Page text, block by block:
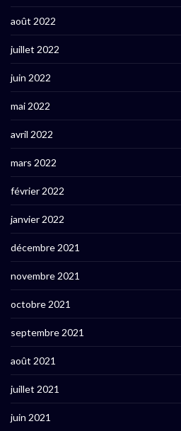
août 2022
juillet 2022
juin 2022
mai 2022
avril 2022
mars 2022
février 2022
janvier 2022
décembre 2021
novembre 2021
octobre 2021
septembre 2021
août 2021
juillet 2021
juin 2021